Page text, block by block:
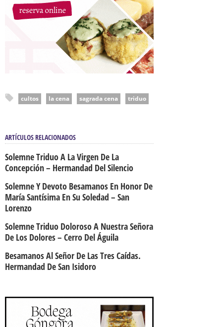
cultos la cena sagrada cena triduo
ARTÍCULOS RELACIONADOS
Solemne Triduo A La Virgen De La
Concepción – Hermandad Del Silencio
Solemne Y Devoto Besamanos En Honor De
María Santísima En Su Soledad – San
Lorenzo
Solemne Triduo Doloroso A Nuestra Señora
De Los Dolores – Cerro Del Águila
Besamanos Al Señor De Las Tres Caídas.
Hermandad De San Isidoro